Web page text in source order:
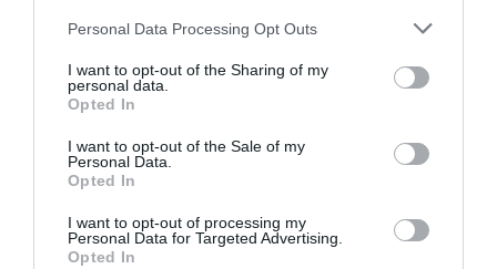
Personal Data Processing Opt Outs
I want to opt-out of the Sharing of my
personal data.
Opted In
I want to opt-out of the Sale of my
Personal Data.
Opted In
I want to opt-out of processing my
Personal Data for Targeted Advertising.
Opted In
Les torchons, quant à eux, doivent être utilisés de manière distincte
essuyer le plan de travail, et un dernier pour la vaisselle. Il est
important de les laver en machine à 60° pour éliminer les germes.
Ces thermostats connectés gratuits d’Engie, un
piège pour votre logement ?